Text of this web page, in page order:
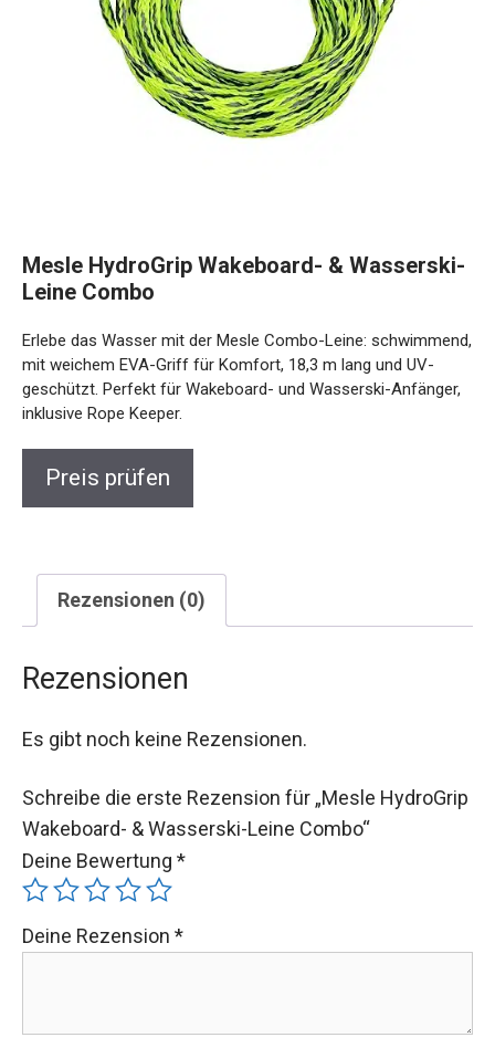
Mesle HydroGrip Wakeboard- & Wasserski-
Leine Combo
Erlebe das Wasser mit der Mesle Combo-Leine: schwimmend,
mit weichem EVA-Griff für Komfort, 18,3 m lang und UV-
geschützt. Perfekt für Wakeboard- und Wasserski-Anfänger,
inklusive Rope Keeper.
Preis prüfen
Rezensionen (0)
Rezensionen
Es gibt noch keine Rezensionen.
Schreibe die erste Rezension für „Mesle HydroGrip
Wakeboard- & Wasserski-Leine Combo“
Deine Bewertung *
Deine Rezension *